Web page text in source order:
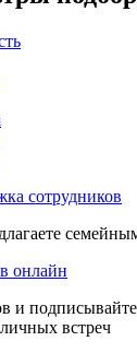
сотрудников
онлайн
и
встреч